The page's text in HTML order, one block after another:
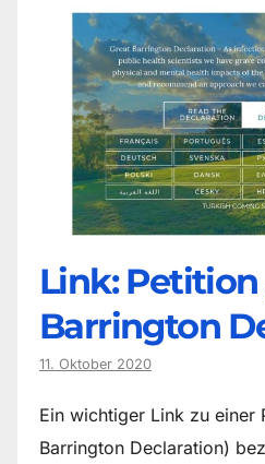
Link: Petition
Barrington
11. Oktober 2020
Ein wichtiger Link zu einer
Barrington Declaration)